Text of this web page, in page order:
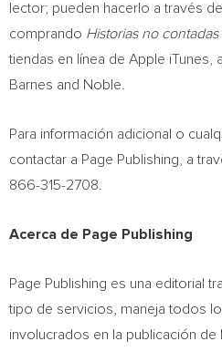
lector; pueden hacerlo a través
comprando Historias no contadas
tiendas en línea de Apple iTunes,
Barnes and Noble.
Para información adicional o
contactar a Page Publishing, a
866-315-2708.
Acerca de Page Publishing
Page Publishing es una editorial
tipo de servicios, maneja todos
involucrados en la publicación